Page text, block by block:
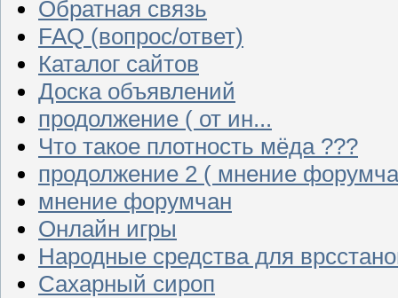
Обратная связь
FAQ (вопрос/ответ)
Каталог сайтов
Доска объявлений
продолжение ( от ин...
Что такое плотность мёда ???
продолжение 2 ( мнение
мнение форумчан
Онлайн игры
Народные средства для
Сахарный сироп